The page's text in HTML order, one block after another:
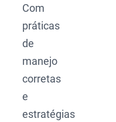
Com
práticas
de
manejo
corretas
e
estratégias